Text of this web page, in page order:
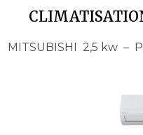
MITSUBISHI 2,5 kw –